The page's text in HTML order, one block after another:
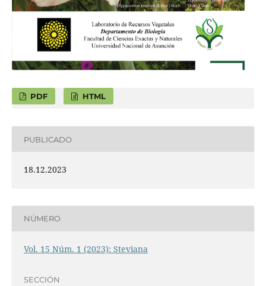
PDF HTML
PUBLICADO
18.12.2023
NÚMERO
Vol. 15 Núm. 1 (2023): Steviana
SECCIÓN